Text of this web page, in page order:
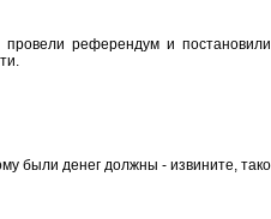
референдум и
были денег должны - извините,